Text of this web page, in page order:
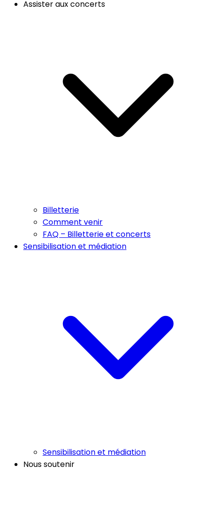
Assister aux concerts
Billetterie
Comment venir
FAQ – Billetterie et concerts
Sensibilisation et médiation
Sensibilisation et médiation
Nous soutenir